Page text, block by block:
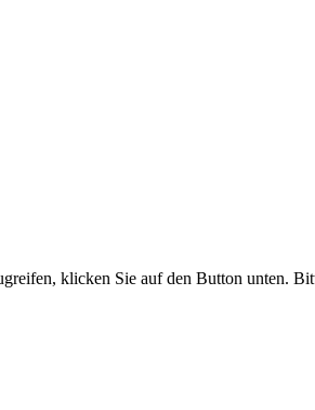
klicken Sie auf den Button unten.